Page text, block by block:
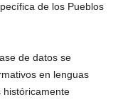
de los Pueblos
de datos se
en lenguas
históricamente